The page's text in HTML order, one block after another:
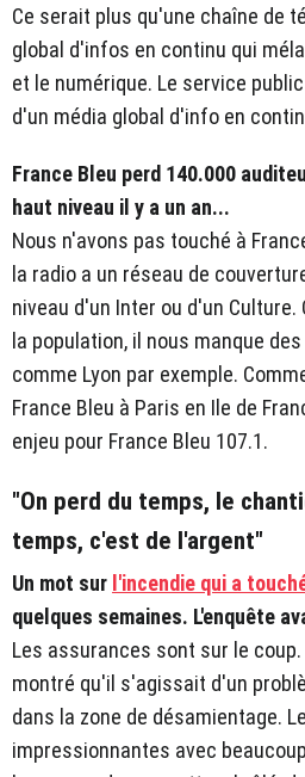
Ce serait plus qu'une chaîne de
global d'infos en continu qui
et le numérique. Le service
d'un média global d'info en
France Bleu perd 140.000
haut niveau il y a un an...
Nous n'avons pas touché à
la radio a un réseau de
niveau d'un Inter ou d'un Culture.
la population, il nous manque
comme Lyon par exemple.
France Bleu à Paris en Ile de
enjeu pour France Bleu 107.1.
"On perd du temps, le
temps, c'est de l'argent"
Un mot sur l'incendie qui a
quelques semaines. L'enquête
Les assurances sont sur le
montré qu'il s'agissait d'un
dans la zone de désamientage.
impressionnantes avec